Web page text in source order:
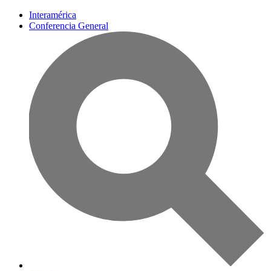
Interamérica
Conferencia General